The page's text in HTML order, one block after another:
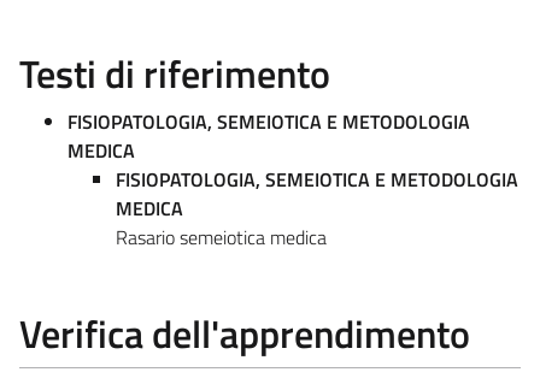
Testi di riferimento
FISIOPATOLOGIA, SEMEIOTICA E METODOLOGIA
MEDICA
FISIOPATOLOGIA, SEMEIOTICA E METODOLOGIA
MEDICA
Rasario semeiotica medica
Verifica dell'apprendimento